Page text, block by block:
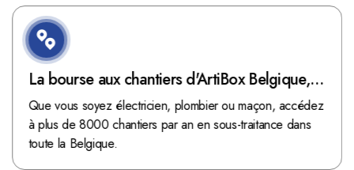
La bourse aux chantiers d'ArtiBox Belgique,
véritable mine d'or !
Que vous soyez électricien, plombier ou maçon, accédez
à plus de 8000 chantiers par an en sous-traitance dans
toute la Belgique.